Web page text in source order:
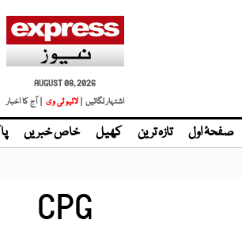
AUGUST 08, 2026
اشتہار لگائیں | لائیو ٹی وی | آج کا اخبار
صفحۂ اول تازہ ترین کھیل خاص خبریں
CPG